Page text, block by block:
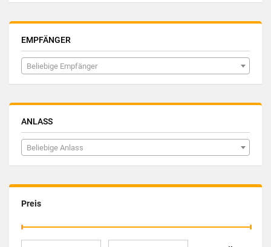
EMPFÄNGER
Beliebige Empfänger
ANLASS
Beliebige Anlass
Preis